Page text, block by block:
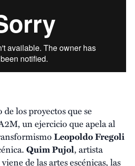
de los proyectos que se
un ejercicio que apela al
Leopoldo Fregoli
Quim Pujol, artista
de las artes escénicas, las